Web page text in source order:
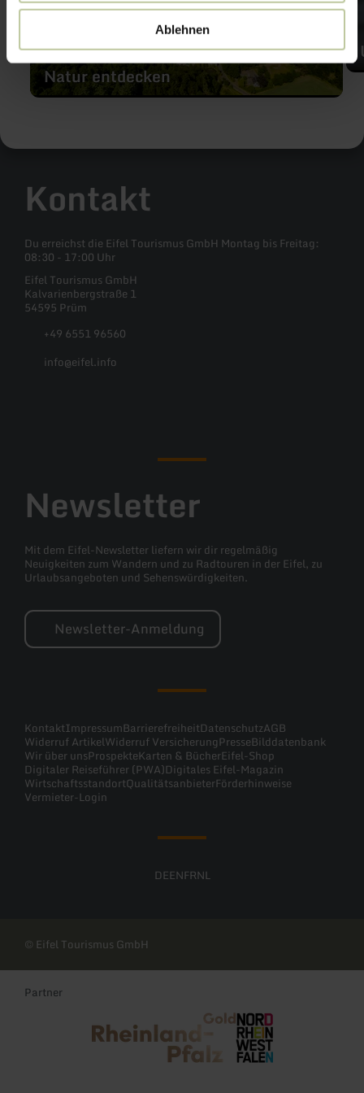
Ablehnen
Natur entdecken
Kontakt
Du erreichst die Eifel Tourismus GmbH Montag bis Freitag:
08:30 - 17:00 Uhr
Eifel Tourismus GmbH
Kalvarienbergstraße 1
54595 Prüm
+49 6551 96560
info@eifel.info
Newsletter
Mit dem Eifel-Newsletter liefern wir dir regelmäßig
Neuigkeiten zum Wandern und zu Radtouren in der Eifel, zu
Urlaubsangeboten und Sehenswürdigkeiten.
Newsletter-Anmeldung
KontaktImpressumBarrierefreiheitDatenschutzAGB
Widerruf ArtikelWiderruf VersicherungPresseBilddatenbank
Wir über unsProspekteKarten & BücherEifel-Shop
Digitaler Reiseführer (PWA)Digitales Eifel-Magazin
WirtschaftsstandortQualitätsanbieterFörderhinweise
Vermieter-Login
DEENFRNL
© Eifel Tourismus GmbH
Partner
Rheinland-Pfalz Tourismus NRW Tourismus